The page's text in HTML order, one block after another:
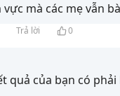
vực mà các mẹ vẫn
Trả lời 0
quả của bạn có